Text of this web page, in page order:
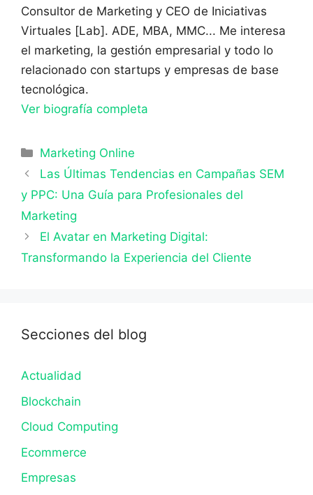
Consultor de Marketing y CEO de Iniciativas
Virtuales [Lab]. ADE, MBA, MMC... Me interesa
el marketing, la gestión empresarial y todo lo
relacionado con startups y empresas de base
tecnológica.
Ver biografía completa
Categorías
Marketing Online
Las Últimas Tendencias en Campañas SEM
y PPC: Una Guía para Profesionales del
Marketing
El Avatar en Marketing Digital:
Transformando la Experiencia del Cliente
Secciones del blog
Actualidad
Blockchain
Cloud Computing
Ecommerce
Empresas